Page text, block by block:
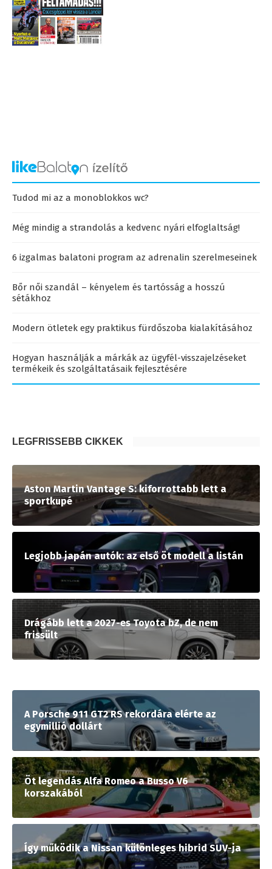
Tudod mi az a monoblokkos wc?
Még mindig a strandolás a kedvenc nyári elfoglaltság!
6 izgalmas balatoni program az adrenalin szerelmeseinek
Bőr női szandál – kényelem és tartósság a hosszú
sétákhoz
Modern ötletek egy praktikus fürdőszoba kialakításához
Hogyan használják a márkák az ügyfél-visszajelzéseket
termékeik és szolgáltatásaik fejlesztésére
LEGFRISSEBB CIKKEK
Aston Martin Vantage S: kiforrottabb lett a
sportkupé
Legjobb japán autók: az első öt modell a listán
Drágább lett a 2027-es Toyota bZ, de nem
frissült
A Porsche 911 GT2 RS rekordára elérte az
egymillió dollárt
Öt legendás Alfa Romeo a Busso V6
korszakából
Így működik a Nissan különleges hibrid SUV-ja